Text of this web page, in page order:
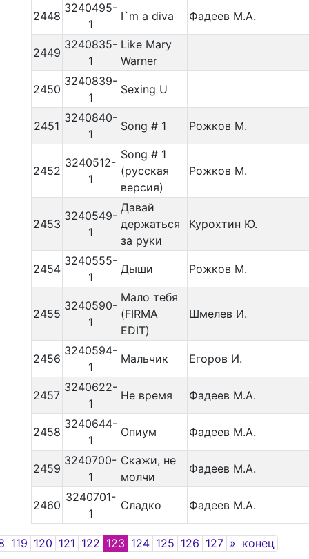
2448
3240495-
1
I`m a diva Фадеев М.А.
2449
3240835-
1
Like Mary
Warner
2450
3240839-
1
Sexing U
2451
3240840-
1
Song # 1 Рожков М.
2452
3240512-
1
Song # 1
(русская
версия)
Рожков М.
2453
3240549-
1
Давай
держаться
за руки
Курохтин Ю.
2454
3240555-
1
Дыши Рожков М.
2455
3240590-
1
Мало тебя
(FIRMA
EDIT)
Шмелев И.
2456
3240594-
1
Мальчик Егоров И.
2457
3240622-
1
Не время Фадеев М.А.
2458
3240644-
1
Опиум Фадеев М.А.
2459
3240700-
1
Скажи, не
молчи
Фадеев М.А.
2460
3240701-
1
Сладко Фадеев М.А.
119 120 121 122 123 124 125 126 127 » Next
конец